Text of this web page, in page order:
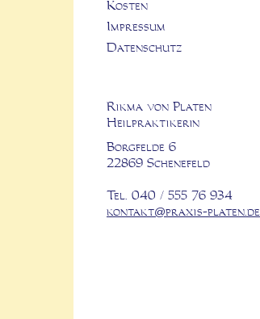
Kosten
Impressum
Datenschutz
Rikma von Platen
Heilpraktikerin
Borgfelde 6
22869 Schenefeld
Tel. 040 / 555 76 934
kontakt@praxis-platen.de